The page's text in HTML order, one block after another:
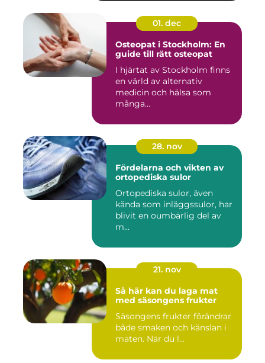
01. dec
Osteopat i Stockholm: En
guide till rätt osteopat
I hjärtat av Stockholm finns
en värld av alternativ
medicin och hälsa som
många...
28. nov
Fördelarna och vikten av
ortopediska sulor
Ortopediska sulor, även
kända som inläggssulor, har
blivit en oumbärlig del av
m...
21. nov
Så här kan du laga mat
med säsongens frukter
Säsongens frukter förändrar
både smaken och känslan i
maten. När du l...